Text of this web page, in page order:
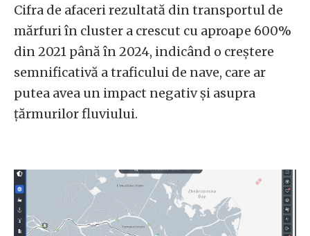
Cifra de afaceri rezultată din transportul de
mărfuri în cluster a crescut cu aproape 600%
din 2021 până în 2024, indicând o creștere
semnificativă a traficului de nave, care ar
putea avea un impact negativ și asupra
țărmurilor fluviului.